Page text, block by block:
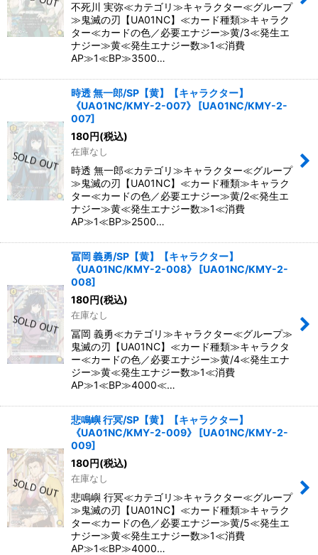
不死川 実弥≪カテゴリ≫キャラクター≪グループ
≫鬼滅の刃【UA01NC】≪カード種類≫キャラク
ター≪カードの色／必要エナジー≫黄/3≪発生エ
ナジー≫黄≪発生エナジー数≫1≪消費
AP≫1≪BP≫3500…
時透 無一郎/SP【黄】【キャラクター】
《UA01NC/KMY-2-007》
[UA01NC/KMY-2-
007]
180円(税込)
在庫なし
時透 無一郎≪カテゴリ≫キャラクター≪グループ
≫鬼滅の刃【UA01NC】≪カード種類≫キャラク
ター≪カードの色／必要エナジー≫黄/2≪発生エ
ナジー≫黄≪発生エナジー数≫1≪消費
AP≫1≪BP≫2500…
冨岡 義勇/SP【黄】【キャラクター】
《UA01NC/KMY-2-008》
[UA01NC/KMY-2-
008]
180円(税込)
在庫なし
冨岡 義勇≪カテゴリ≫キャラクター≪グループ≫
鬼滅の刃【UA01NC】≪カード種類≫キャラクタ
ー≪カードの色／必要エナジー≫黄/4≪発生エナ
ジー≫黄≪発生エナジー数≫1≪消費
AP≫1≪BP≫4000≪…
悲鳴嶼 行冥/SP【黄】【キャラクター】
《UA01NC/KMY-2-009》
[UA01NC/KMY-2-
009]
180円(税込)
在庫なし
悲鳴嶼 行冥≪カテゴリ≫キャラクター≪グループ
≫鬼滅の刃【UA01NC】≪カード種類≫キャラク
ター≪カードの色／必要エナジー≫黄/5≪発生エ
ナジー≫黄≪発生エナジー数≫1≪消費
AP≫1≪BP≫4000…